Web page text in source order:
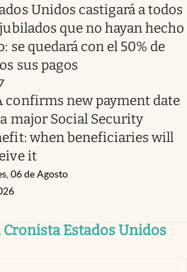
Unidos castigará a todos
que no hayan hecho
se quedará con el 50% de
sus pagos
confirms new payment date
major Social Security
when beneficiaries will
it
06 de Agosto
Cronista Estados Unidos